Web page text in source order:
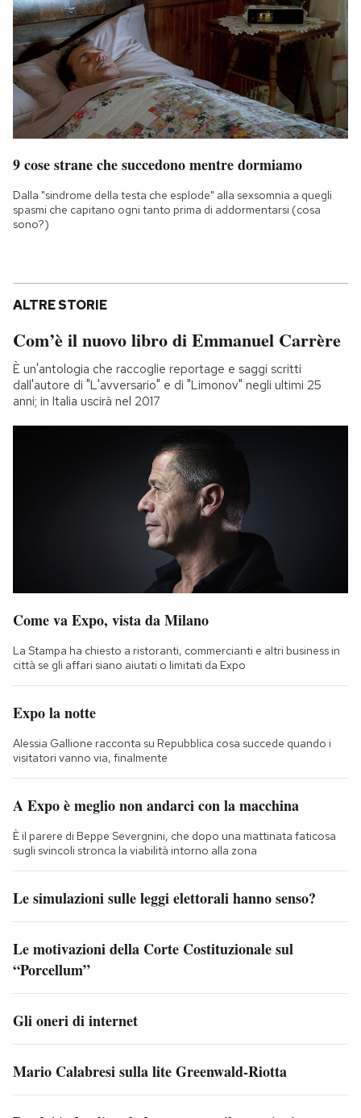
9 cose strane che succedono mentre dormiamo
Dalla "sindrome della testa che esplode" alla sexsomnia a quegli
spasmi che capitano ogni tanto prima di addormentarsi (cosa
sono?)
ALTRE STORIE
Com’è il nuovo libro di Emmanuel Carrère
È un'antologia che raccoglie reportage e saggi scritti
dall'autore di "L'avversario" e di "Limonov" negli ultimi 25
anni; in Italia uscirà nel 2017
Come va Expo, vista da Milano
La Stampa ha chiesto a ristoranti, commercianti e altri business in
città se gli affari siano aiutati o limitati da Expo
Expo la notte
Alessia Gallione racconta su Repubblica cosa succede quando i
visitatori vanno via, finalmente
A Expo è meglio non andarci con la macchina
È il parere di Beppe Severgnini, che dopo una mattinata faticosa
sugli svincoli stronca la viabilità intorno alla zona
Le simulazioni sulle leggi elettorali hanno senso?
Le motivazioni della Corte Costituzionale sul
“Porcellum”
Gli oneri di internet
Mario Calabresi sulla lite Greenwald-Riotta